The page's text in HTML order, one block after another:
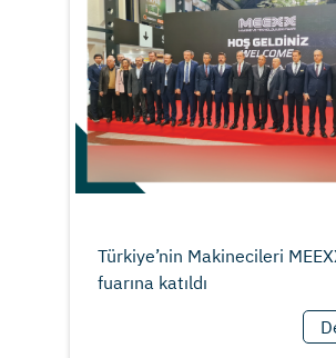
Türkiye’nin Makinecileri